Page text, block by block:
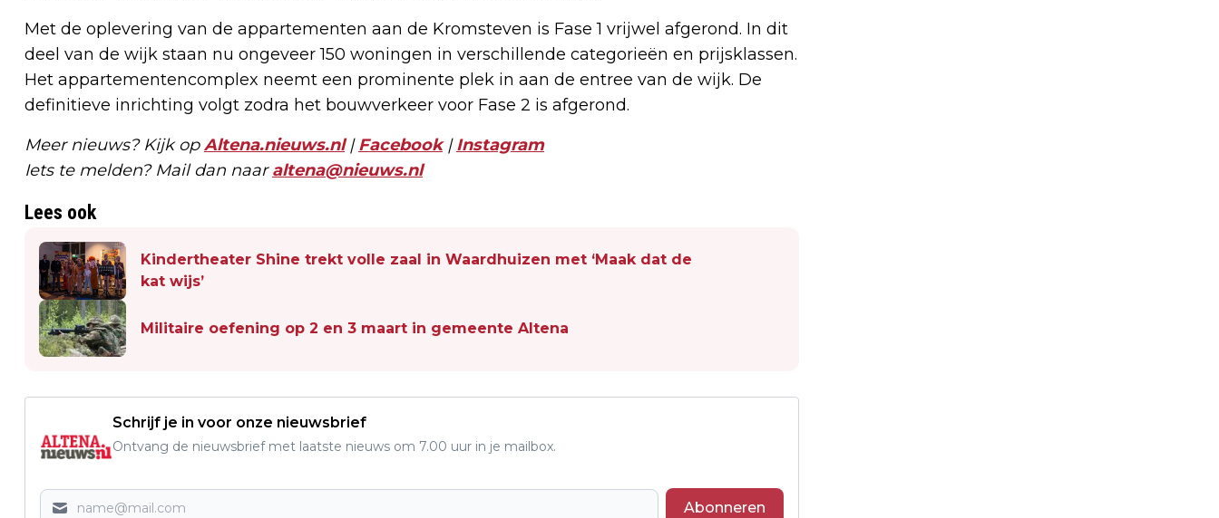
Met de oplevering van de appartementen aan de Kromsteven is Fase 1 vrijwel afgerond. In dit
deel van de wijk staan nu ongeveer 150 woningen in verschillende categorieën en prijsklassen.
Het appartementencomplex neemt een prominente plek in aan de entree van de wijk. De
definitieve inrichting volgt zodra het bouwverkeer voor Fase 2 is afgerond.
Meer nieuws? Kijk opAltena.nieuws.nl|Facebook|Instagram
Iets te melden? Mail dan naaraltena@nieuws.nl
Lees ook
Kindertheater Shine trekt volle zaal in Waardhuizen met ‘Maak dat de
kat wijs’
Militaire oefening op 2 en 3 maart in gemeente Altena
Schrijf je in voor onze nieuwsbrief
Ontvang de nieuwsbrief met laatste nieuws om 7.00 uur in je mailbox.
Abonneren